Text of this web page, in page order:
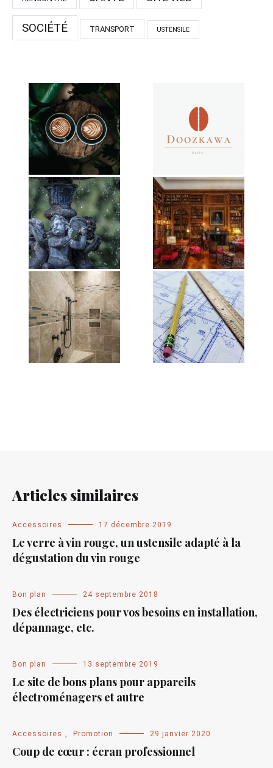
SOCIÉTÉ TRANSPORT USTENSILE
Articles similaires
Accessoires 17 décembre 2019
Le verre à vin rouge, un ustensile adapté à la
dégustation du vin rouge
Bon plan 24 septembre 2018
Des électriciens pour vos besoins en installation,
dépannage, etc.
Bon plan 13 septembre 2019
Le site de bons plans pour appareils
électroménagers et autre
Accessoires , Promotion 29 janvier 2020
Coup de cœur : écran professionnel